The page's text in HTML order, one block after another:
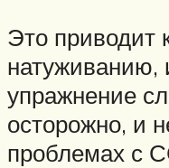
Это приводит
натуживанию,
упражнение
осторожно, и
проблемах с